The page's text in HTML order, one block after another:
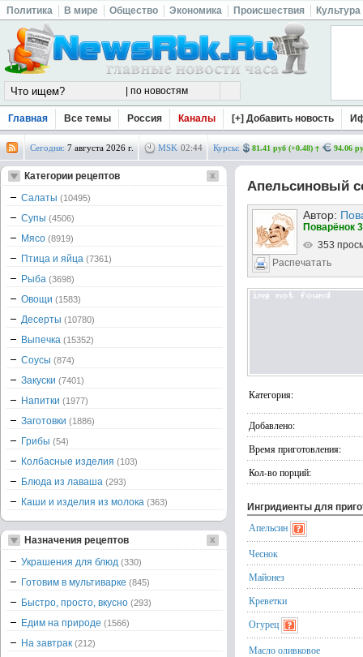
Политика В мире Общество Экономика Происшествия Культура
Главная Все темы Россия Каналы [+] Добавить новость
Сегодня: 7 августа 2026 г. MSK 02:44 Курсы: 81.41 руб (+0.48) 94.06
Апельсиновый
Автор:
Поварёнок
353
Распечатать
Категория:
Добавлено:
Время приготовления:
Кол-во порций:
Ингридиенты для
Апельсин
Чеснок
Майонез
Креветки
Огурец
Масло оливковое
Категории рецептов
Салаты (10495)
Супы (4506)
Мясо (8919)
Птица и яйца (7361)
Рыба (3698)
Овощи (1583)
Десерты (10780)
Выпечка (15352)
Соусы (874)
Закуски (7401)
Напитки (1977)
Заготовки (1886)
Грибы (54)
Колбасные изделия (103)
Блюда из лаваша (293)
Каши и изделия из молока (363)
Назначения рецептов
Украшения для блюд (330)
Готовим в мультиварке (845)
Быстро, просто, вкусно (293)
Едим на природе (1566)
На завтрак (212)